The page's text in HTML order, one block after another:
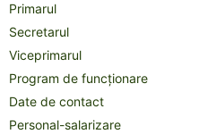
Primarul
Secretarul
Viceprimarul
Program de funcționare
Date de contact
Personal-salarizare